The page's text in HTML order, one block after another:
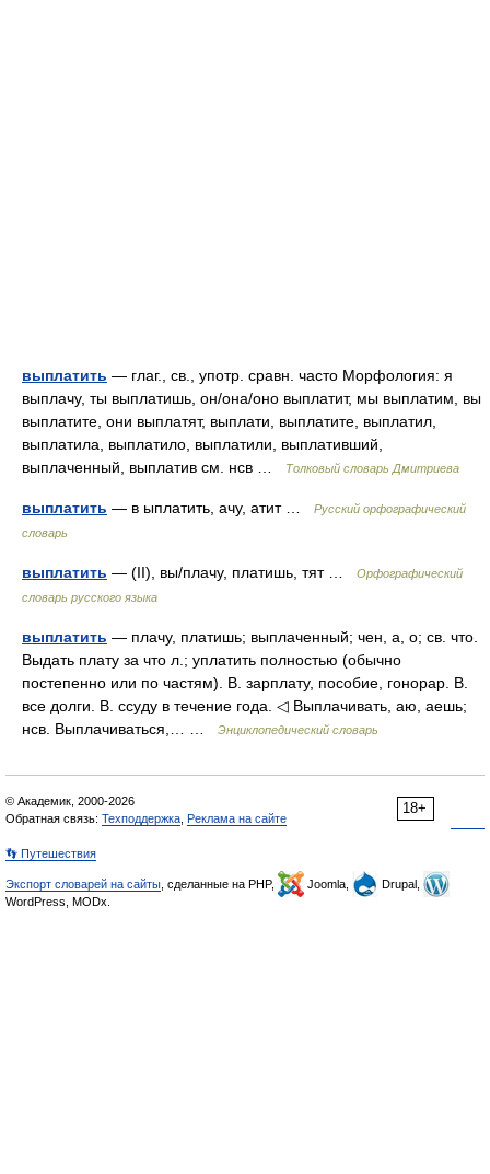
выплатить — глаг., св., употр. сравн. часто Морфология: я
выплачу, ты выплатишь, он/она/оно выплатит, мы выплатим, вы
выплатите, они выплатят, выплати, выплатите, выплатил,
выплатила, выплатило, выплатили, выплативший,
выплаченный, выплатив см. нсв …
Толковый словарь Дмитриева
выплатить — в ыплатить, ачу, атит …
Русский орфографический
словарь
выплатить — (II), вы/плачу, платишь, тят …
Орфографический
словарь русского языка
выплатить — плачу, платишь; выплаченный; чен, а, о; св. что.
Выдать плату за что л.; уплатить полностью (обычно
постепенно или по частям). В. зарплату, пособие, гонорар. В.
все долги. В. ссуду в течение года. ◁ Выплачивать, аю, аешь;
нсв. Выплачиваться,… …
Энциклопедический словарь
18+
© Академик, 2000-2026
Обратная связь: Техподдержка Реклама на сайте
👣 Путешествия
Экспорт словарей на сайты , сделанные на PHP, Joomla,
Drupal,
WordPress, MODx.